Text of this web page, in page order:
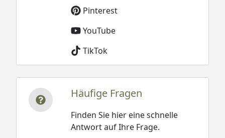
Pinterest
YouTube
TikTok
Häufige Fragen
Finden Sie hier eine schnelle
Antwort auf Ihre Frage.